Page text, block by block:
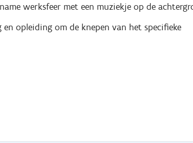
werksfeer met een muziekje op de
opleiding om de knepen van het specifieke